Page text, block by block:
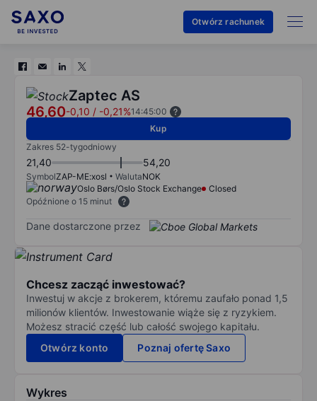
Otwórz rachunek
Zaptec AS
46,60-0,10 / -0,21%14:45:00
Kup
Zakres 52-tygodniowy
21,40 54,20
SymbolZAP-ME:xosl WalutaNOK
Oslo Børs/Oslo Stock Exchange
Closed
Opóźnione o 15 minut
Dane dostarczone przez
Chcesz zacząć inwestować?
Inwestuj w akcje z brokerem, któremu zaufało ponad 1,5
milionów klientów. Inwestowanie wiąże się z ryzykiem.
Możesz stracić część lub całość swojego kapitału.
Otwórz konto
Poznaj ofertę Saxo
Wykres